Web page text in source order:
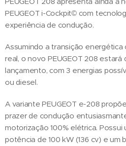
PEUGEOT i-Cockpit© com
experiência de condução.
Assumindo a transição
real, o novo PEUGEOT 208
lançamento, com 3 energias
ou diesel.
A variante PEUGEOT e-208
prazer de condução
motorização 100% elétrica. Possui
potência de 100 kW (136 cv) e um